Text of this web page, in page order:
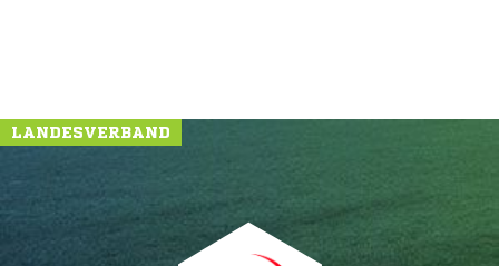
LANDESVERBAND